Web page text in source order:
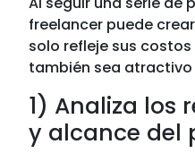
freelancer puede
solo refleje sus
también sea
1) Analiza los
y alcance del